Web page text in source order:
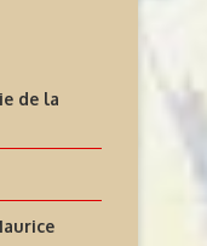
de la